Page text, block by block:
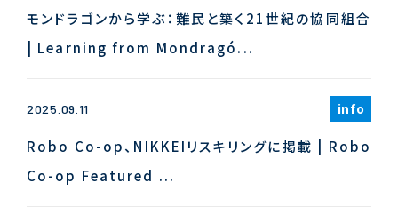
モンドラゴンから学ぶ：難民と築く21世紀の協同組合
| Learning from Mondragó...
2025.09.11 info
Robo Co-op、NIKKEIリスキリングに掲載 | Robo
Co-op Featured ...